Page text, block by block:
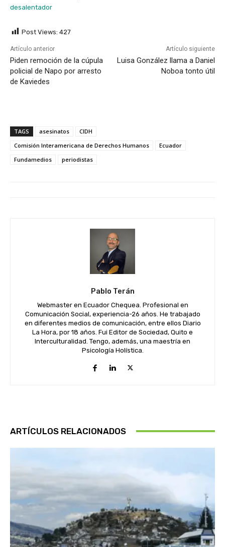
desalentador
Post Views: 427
Artículo anterior
Piden remoción de la cúpula
policial de Napo por arresto
de Kaviedes
Artículo siguiente
Luisa González llama a Daniel
Noboa tonto útil
TAGS asesinatos
CIDH
Comisión Interamericana de Derechos Humanos
Ecuador
Fundamedios
periodistas
Pablo Terán
Webmaster en Ecuador Chequea. Profesional en
Comunicación Social, experiencia-26 años. He trabajado
en diferentes medios de comunicación, entre ellos Diario
La Hora, por 18 años. Fui Editor de Sociedad, Quito e
Interculturalidad. Tengo, además, una maestría en
Psicología Holística.
ARTÍCULOS RELACIONADOS